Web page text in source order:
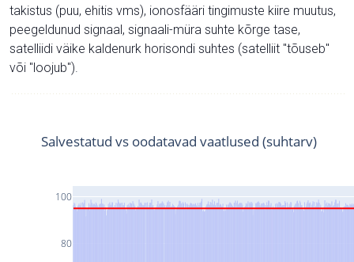
takistus (puu, ehitis vms), ionosfääri tingimuste kiire muutus,
peegeldunud signaal, signaali-müra suhte kõrge tase,
satelliidi väike kaldenurk horisondi suhtes (satelliit "tõuseb"
või "loojub").
80
100
Salvestatud vs oodatavad vaatlused (suhtarv)